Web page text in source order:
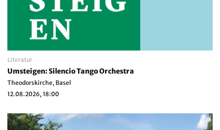
Literatur
Umsteigen: Silencio Tango Orchestra
Theodorskirche, Basel
12.08.2026, 18:00